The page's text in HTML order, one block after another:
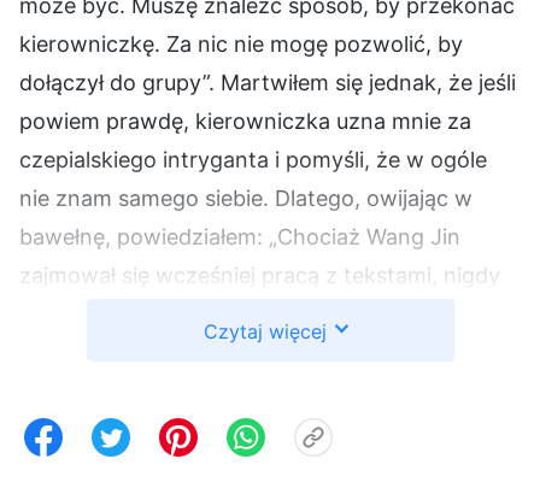
kierowniczkę. Za nic nie mogę pozwolić, by
dołączył do grupy”. Martwiłem się jednak, że jeśli
powiem prawdę, kierowniczka uzna mnie za
czepialskiego intryganta i pomyśli, że w ogóle
nie znam samego siebie. Dlatego, owijając w
bawełnę, powiedziałem: „Chociaż Wang Jin
zajmował się wcześniej pracą z tekstami, nigdy
zwyrodnienie kręgów szyjnych są dość
nadaje się do tych obowiązków”. Lecz
Czytaj więcej